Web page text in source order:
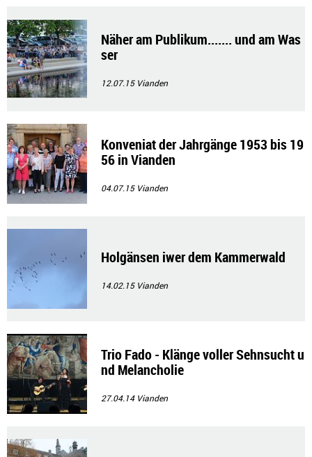
Näher am Publikum....... und am Was
ser
12.07.15 Vianden
Konveniat der Jahrgänge 1953 bis 19
56 in Vianden
04.07.15 Vianden
Holgänsen iwer dem Kammerwald
14.02.15 Vianden
Trio Fado - Klänge voller Sehnsucht u
nd Melancholie
27.04.14 Vianden